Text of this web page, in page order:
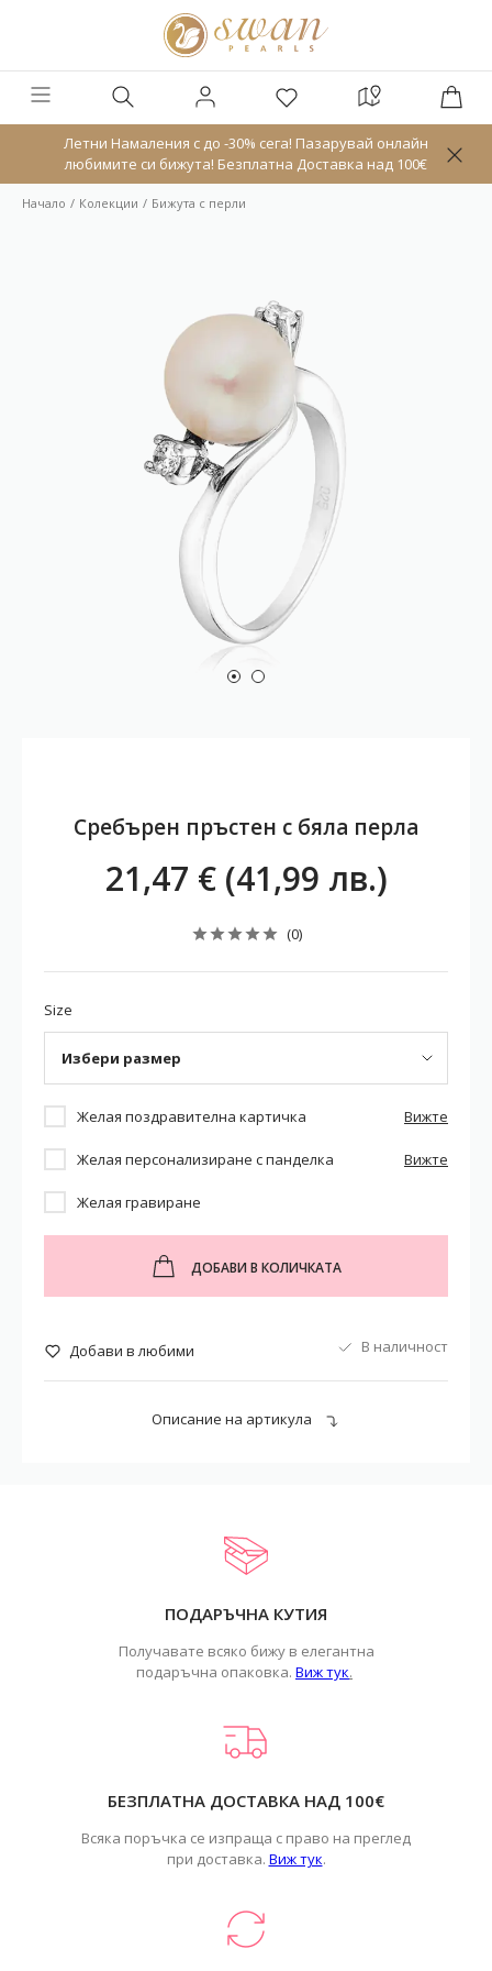
Летни Намаления с до -30% сега! Пазарувай онлайн
любимите си бижута! Безплатна Доставка над 100€
Начало Колекции Бижута с перли
Сребърен пръстен с бяла перла
21,47 € (41,99 лв.)
(0)
Size
Избери размер
Желая поздравителна картичка Вижте
Желая персонализиране с панделка Вижте
Желая гравиране
ДОБАВИ В КОЛИЧКАТА
Добави в любими В наличност
Описание на артикула
ПОДАРЪЧНА КУТИЯ
Получавате всяко бижу в елегантна
подаръчна опаковка. Виж тук.
БЕЗПЛАТНА ДОСТАВКА НАД 100€
Всяка поръчка се изпраща с право на преглед
при доставка. Виж тук.